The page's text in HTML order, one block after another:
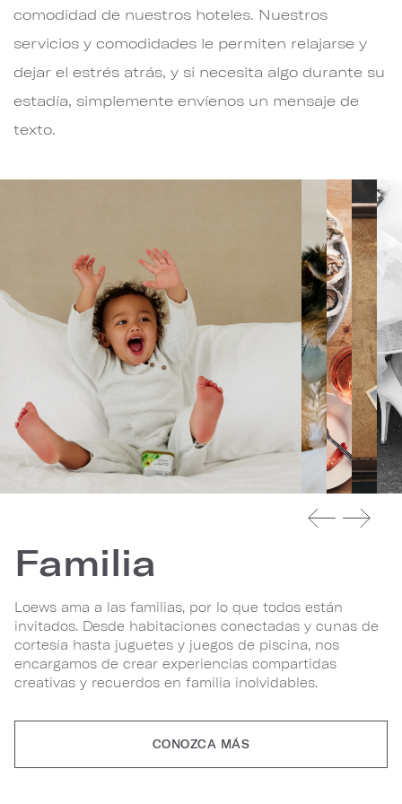
comodidad de nuestros hoteles. Nuestros
servicios y comodidades le permiten relajarse y
dejar el estrés atrás, y si necesita algo durante su
estadía, simplemente envíenos un mensaje de
texto.
Familia
Loews ama a las familias, por lo que todos están
invitados. Desde habitaciones conectadas y cunas de
cortesía hasta juguetes y juegos de piscina, nos
encargamos de crear experiencias compartidas
creativas y recuerdos en familia inolvidables.
CONOZCA MÁS